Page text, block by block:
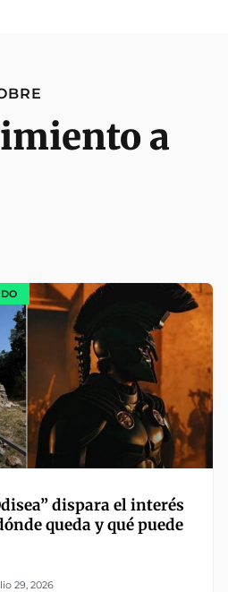
a
dispara el interés
queda y qué puede
29, 2026